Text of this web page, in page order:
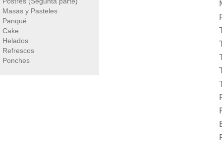
Masas y Pasteles
Panqué
Cake
Helados
Refrescos
Ponches